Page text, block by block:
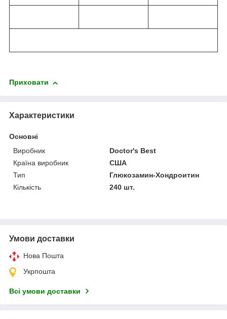
Приховати
Характеристики
Основні
Виробник
Doctor's Best
Країна виробник
США
Тип
Глюкозамин-Хондроитин
Кількість
240 шт.
Умови доставки
Нова Пошта
Укрпошта
Всі умови доставки